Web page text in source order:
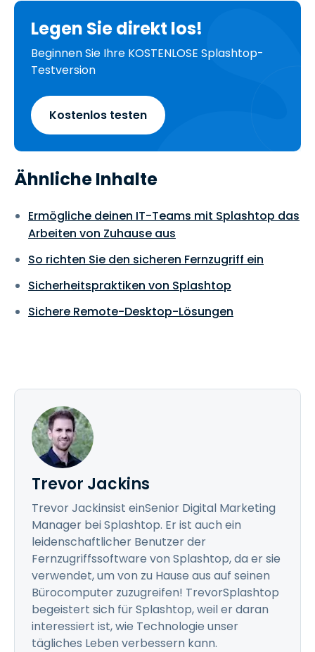
Legen Sie direkt los!
Beginnen Sie Ihre KOSTENLOSE Splashtop-
Testversion
Kostenlos testen
Ähnliche Inhalte
Ermögliche deinen IT-Teams mit Splashtop das
Arbeiten von Zuhause aus
So richten Sie den sicheren Fernzugriff ein
Sicherheitspraktiken von Splashtop
Sichere Remote-Desktop-Lösungen
Trevor Jackins
Trevor Jackinsist einSenior Digital Marketing
Manager bei Splashtop. Er ist auch ein
leidenschaftlicher Benutzer der
Fernzugriffssoftware von Splashtop, da er sie
verwendet, um von zu Hause aus auf seinen
Bürocomputer zuzugreifen! TrevorSplashtop
begeistert sich für Splashtop, weil er daran
interessiert ist, wie Technologie unser
tägliches Leben verbessern kann.